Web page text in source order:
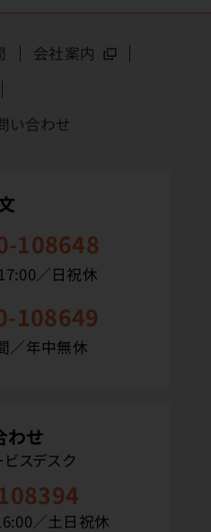
会社案内
い合わせ
108648
／日祝休
108649
／年中無休
わせ
スデスク
／土日祝休